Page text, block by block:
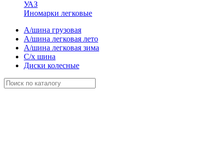
УАЗ
Иномарки легковые
А/шина грузовая
А/шина легковая лето
А/шина легковая зима
С/х шина
Диски колесные